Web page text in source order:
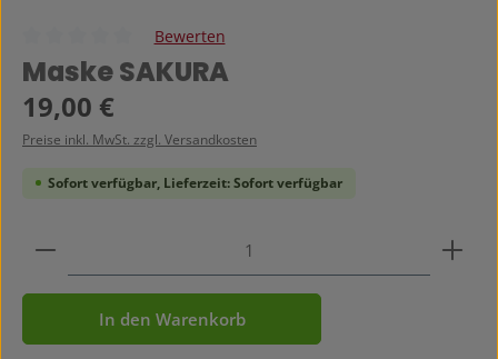
Durchschnittliche Bewertung von 0 von 5 Sternen
Bewerten
Maske SAKURA
Regulärer Preis:
19,00 €
Preise inkl. MwSt. zzgl. Versandkosten
Sofort verfügbar, Lieferzeit: Sofort verfügbar
Produkt Anzahl: Gib den gewünschten Wert ein
In den Warenkorb